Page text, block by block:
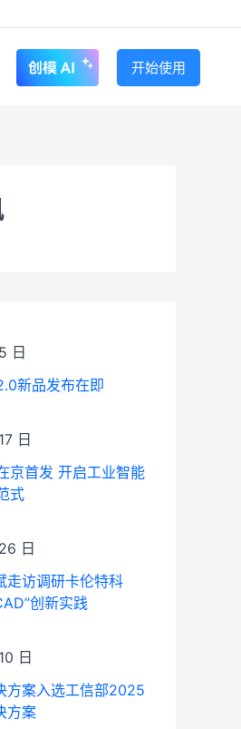
开始使用
新品发布在即
日
京首发 开启工业智能
式
日
走访调研卡伦特科
创新实践
日
方案入选工信部2025
方案
日